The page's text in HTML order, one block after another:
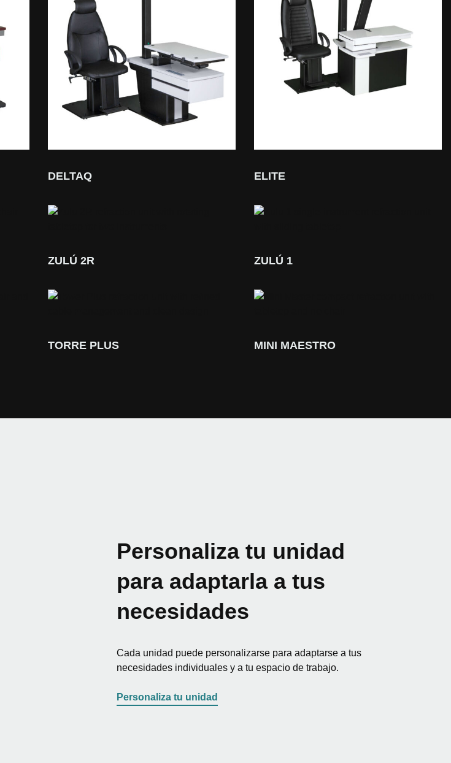
DELTAQ ELITE
ZULÚ 2R ZULÚ 1
TORRE PLUS MINI MAESTRO
Personaliza tu unidad
para adaptarla a tus
necesidades
Cada unidad puede personalizarse para adaptarse a tus
necesidades individuales y a tu espacio de trabajo.
Personaliza tu unidad